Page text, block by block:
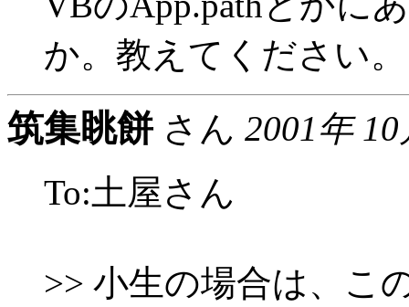
か。教えてください。
筑集眺餅 さん 2001年
To:土屋さん
>> 小生の場合は、こ